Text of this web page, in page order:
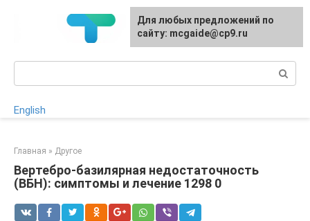
English
Главная » Другое
Вертебро-базилярная недостаточность
(ВБН): симптомы и лечение 1298 0
Для любых предложений по
сайту: mcgaide@cp9.ru